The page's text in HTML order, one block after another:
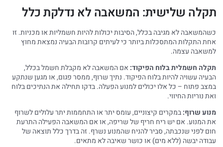
תקלה שלישית: המשאבה לא נדלקת כלל
כשהמשאבה לא מגיבה בכלל, הסיבות יכולות להיות חשמליות או מכניות. זו
אחת התקלות המתסכלות ביותר כי לעיתים קרובות הבעיה נמצאת מחוץ
למשאבה עצמה.
תקלה חשמלית בלוח הפיקוד: אם המשאבה לא מקבלת חשמל בכלל,
הבעיה עשויה להיות בלוח הפיקוד. נתיך שרוף, ממסר פגום, או מגען שנתקע
במצב פתוח – כל אלו יכולים למנוע הפעלה. בדקו תחילה את הנתיכים בלוח
ואת נוריות החיווי.
מנוע שרוף:במקרים קיצוניים, עומס יתר או התחממות יתר עלולים לשרוף
את המנוע. אם יש ריח חריף של שריפה, או אם המשאבה הפעילה התרעת
חום לפני שנכבתה, סביר להניח שהמנוע נשרף. זה בדרך כלל תוצאה של
עבודה יבשה (ללא מים) או כושר שאיבה לא מתאים.